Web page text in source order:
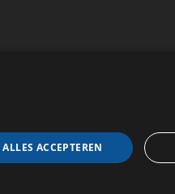
ALLES ACCEPTEREN